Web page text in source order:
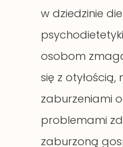
w dziedzinie
osobom
się z
zaburzeniami
problemami
zaburzoną